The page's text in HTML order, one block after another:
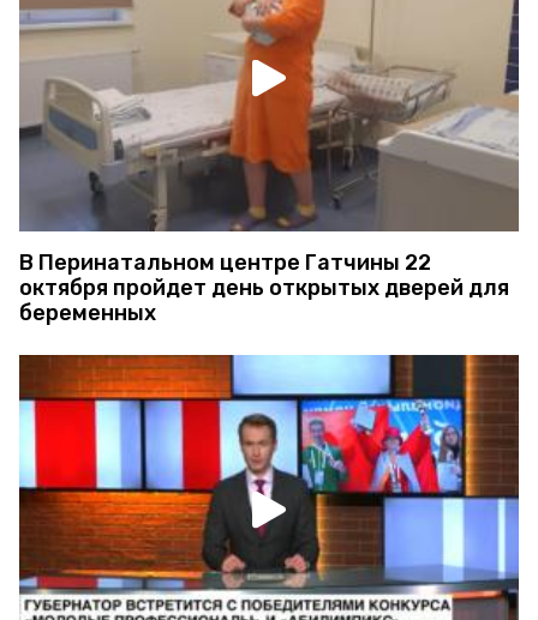
В Перинатальном центре Гатчины 22
октября пройдет день открытых дверей для
беременных